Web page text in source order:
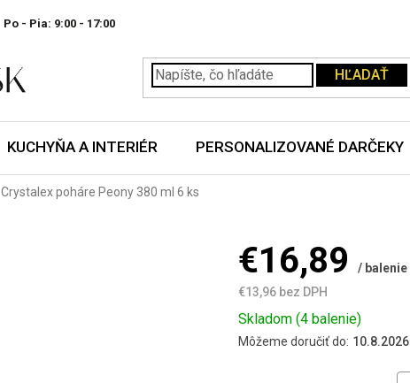
Po - Pia:
HĽADAŤ
KUCHYŇA A INTERIÉR PERSONALIZOVANÉ DARČEKY
Crystalex poháre Peony 380 ml 6 ks
€16,89
/ balenie
€13,96 bez DPH
Jednotková
cena:
Skladom (4 balenie)
Môžeme doručiť do: 10.8.2026